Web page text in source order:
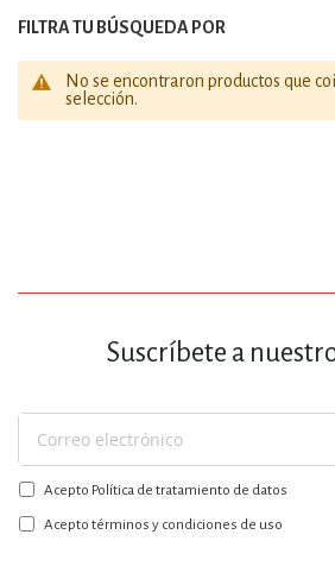
No se encontraron productos que
selección.
FILTRA TU BÚSQUEDA POR
Suscríbete a
Suscríbase
a
nuestro
boletín:
Acepto Política de tratamiento de datos
Acepto términos y condiciones de uso